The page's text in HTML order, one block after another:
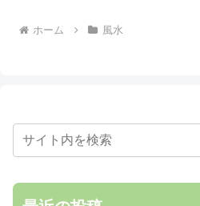
ホーム 風水